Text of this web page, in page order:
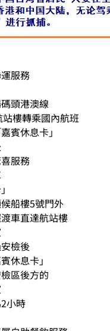
服務
頭港澳線
樓轉乘國內航班
賓休息卡」
服務
船樓5號門外
車直達航站樓
檢後
休息卡」
區後方的
小時